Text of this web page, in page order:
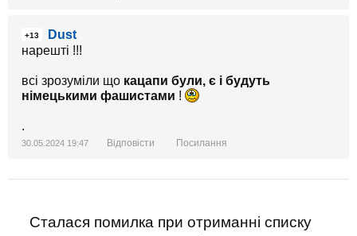
+13
Dust
нарешті !!!
всі зрозуміли що кацапи були, є і будуть
німецькими фашистами !
.
30.05.2024 19:47 Відповісти Посилання
Сталася помилка при отриманні списку